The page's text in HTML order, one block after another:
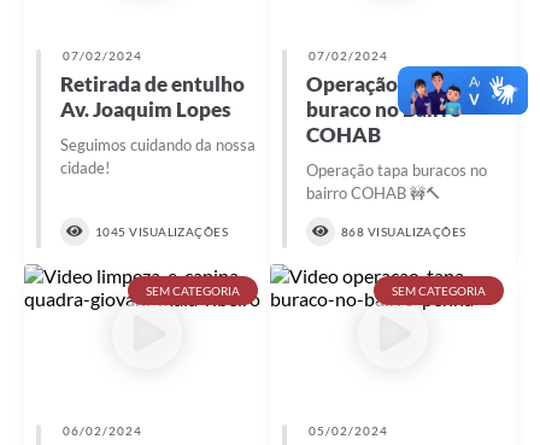
07/02/2024
Retirada de entulho
Av. Joaquim Lopes
Seguimos cuidando da nossa
cidade!
1045 VISUALIZAÇÕES
07/02/2024
Operação tapa-
buraco no Bairro
COHAB
Operação tapa buracos no
bairro COHAB 🚧🔨
868 VISUALIZAÇÕES
SEM CATEGORIA
06/02/2024
SEM CATEGORIA
05/02/2024